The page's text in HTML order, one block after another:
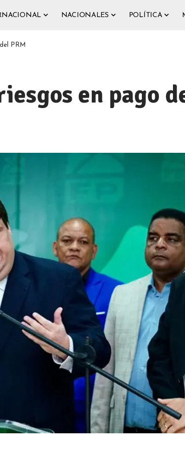
NACIONALES POLÍTICA
PRM
en pago